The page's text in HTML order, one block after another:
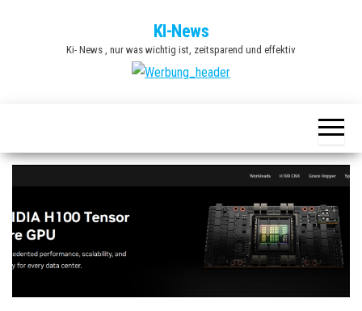
KI-News
Ki- News , nur was wichtig ist, zeitsparend und effektiv